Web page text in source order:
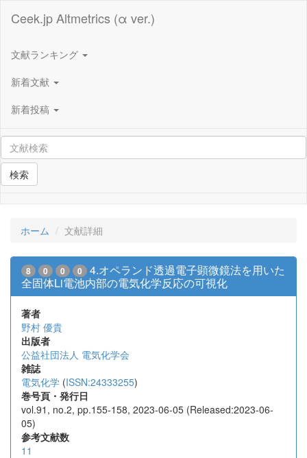
Ceek.jp Altmetrics (α ver.)
文献ランキング
新着文献
新着投稿
検索
ホーム 文献詳細
8 0 0 0
4.オペランド透過電子顕微鏡法を用いた
全固体Li電池内部の電気化学反応の可視化
著者
野村 優貴
出版者
公益社団法人 電気化学会
雑誌
電気化学 (ISSN:24333255)
巻号頁・発行日
vol.91, no.2, pp.155-158, 2023-06-05 (Released:2023-06-
05)
参考文献数
11